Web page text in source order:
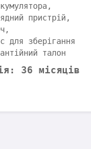
пристрій,
для зберігання
талон
36 місяців